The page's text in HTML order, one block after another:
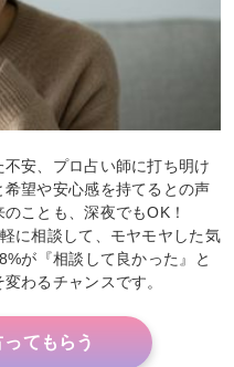
安、プロ占い師に打ち明け
望や安心感を持てるとの声
ことも、深夜でもOK！
に相談して、モヤモヤした気
が『相談して良かった』と
わるチャンスです。
てもらう